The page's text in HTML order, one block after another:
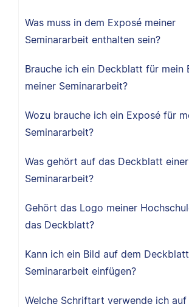
Was muss in dem Exposé meiner
Seminararbeit enthalten sein?
Brauche ich ein Deckblatt für mein
meiner Seminararbeit?
Wozu brauche ich ein Exposé für
Seminararbeit?
Was gehört auf das Deckblatt einer
Seminararbeit?
Gehört das Logo meiner
das Deckblatt?
Kann ich ein Bild auf dem
Seminararbeit einfügen?
Welche Schriftart verwende ich auf